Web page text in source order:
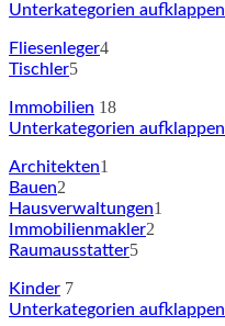
Unterkategorien aufklappen
Fliesenleger4
Tischler5
Immobilien 18
Unterkategorien aufklappen
Architekten1
Bauen2
Hausverwaltungen1
Immobilienmakler2
Raumausstatter5
Kinder 7
Unterkategorien aufklappen